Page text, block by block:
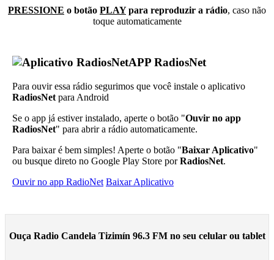
PRESSIONE o botão PLAYpara reproduzir a rádio, caso não
toque automaticamente
APP RadiosNet
Para ouvir essa rádio segurimos que você instale o aplicativo
RadiosNet para Android
Se o app já estiver instalado, aperte o botão "Ouvir no app
RadiosNet" para abrir a rádio automaticamente.
Para baixar é bem simples! Aperte o botão "Baixar Aplicativo"
ou busque direto no Google Play Store porRadiosNet.
Ouvir no app RadioNet Baixar Aplicativo
Ouça Radio Candela Tizimín 96.3 FM no seu celular ou tablet